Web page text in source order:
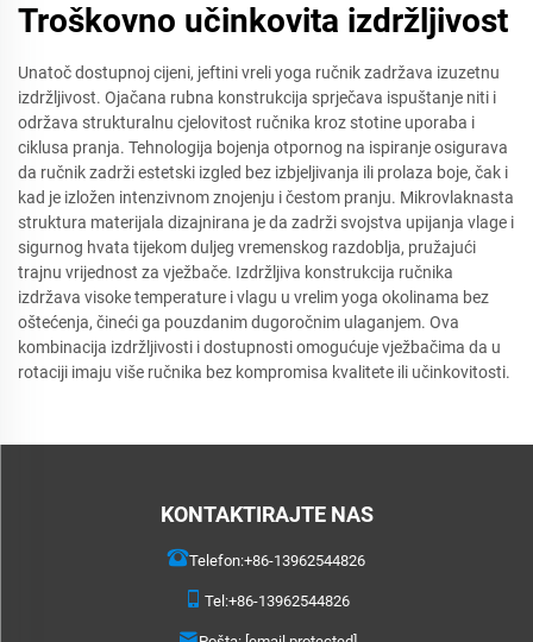
Troškovno učinkovita izdržljivost
Unatoč dostupnoj cijeni, jeftini vreli yoga ručnik zadržava izuzetnu
izdržljivost. Ojačana rubna konstrukcija sprječava ispuštanje niti i
održava strukturalnu cjelovitost ručnika kroz stotine uporaba i
ciklusa pranja. Tehnologija bojenja otpornog na ispiranje osigurava
da ručnik zadrži estetski izgled bez izbjeljivanja ili prolaza boje, čak i
kad je izložen intenzivnom znojenju i čestom pranju. Mikrovlaknasta
struktura materijala dizajnirana je da zadrži svojstva upijanja vlage i
sigurnog hvata tijekom duljeg vremenskog razdoblja, pružajući
trajnu vrijednost za vježbače. Izdržljiva konstrukcija ručnika
izdržava visoke temperature i vlagu u vrelim yoga okolinama bez
oštećenja, čineći ga pouzdanim dugoročnim ulaganjem. Ova
kombinacija izdržljivosti i dostupnosti omogućuje vježbačima da u
rotaciji imaju više ručnika bez kompromisa kvalitete ili učinkovitosti.
KONTAKTIRAJTE NAS
Telefon:+86-13962544826
Tel:+86-13962544826